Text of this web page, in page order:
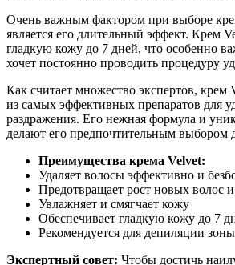
Очень важным фактором при выборе
является его длительный эффект. Крем
гладкую кожу до 7 дней, что особенно
хочет постоянно проводить процедуру
Как считает множество экспертов, крем
из самых эффективных препаратов для
раздражения. Его нежная формула и
делают его предпочтительным выбором
Преимущества крема Velvet:
Удаляет волосы эффективно и
Предотвращает рост новых волос
Увлажняет и смягчает кожу
Обеспечивает гладкую кожу до 7
Рекомендуется для депиляции
Экспертный совет: Чтобы достичь